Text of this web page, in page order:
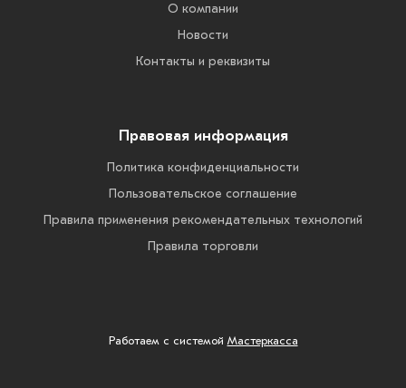
О компании
Новости
Контакты и реквизиты
Правовая информация
Политика конфиденциальности
Пользовательское соглашение
Правила применения рекомендательных технологий
Правила торговли
Работаем с системой Мастеркасса